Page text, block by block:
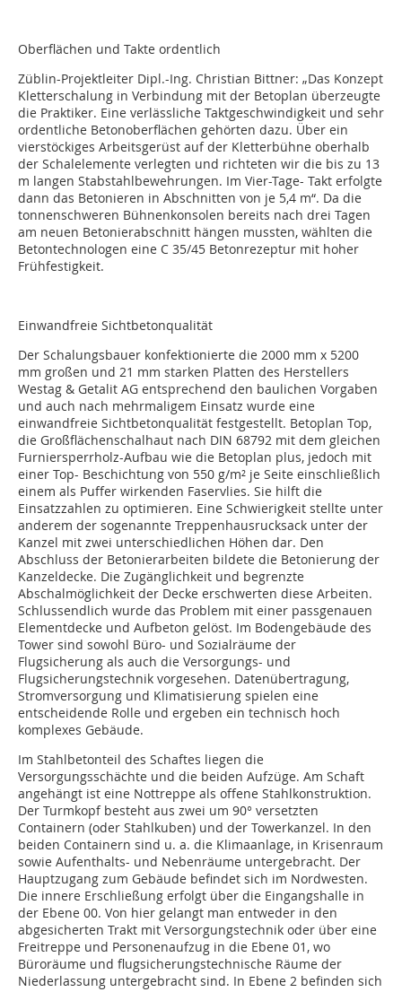
Oberflächen und Takte ordentlich
Züblin-Projektleiter Dipl.-Ing. Christian Bittner: „Das Konzept
Kletterschalung in Verbindung mit der Betoplan überzeugte
die Praktiker. Eine verlässliche Taktgeschwindigkeit und sehr
ordentliche Betonoberflächen gehörten dazu. Über ein
vierstöckiges Arbeitsgerüst auf der Kletterbühne oberhalb
der Schalelemente verlegten und richteten wir die bis zu 13
m langen Stabstahlbewehrungen. Im Vier-Tage- Takt erfolgte
dann das Betonieren in Abschnitten von je 5,4 m“. Da die
tonnenschweren Bühnenkonsolen bereits nach drei Tagen
am neuen Betonierabschnitt hängen mussten, wählten die
Betontechnologen eine C 35/45 Betonrezeptur mit hoher
Frühfestigkeit.
Einwandfreie Sichtbetonqualität
Der Schalungsbauer konfektionierte die 2000 mm x 5200
mm großen und 21 mm starken Platten des Herstellers
Westag & Getalit AG entsprechend den baulichen Vorgaben
und auch nach mehrmaligem Einsatz wurde eine
einwandfreie Sichtbetonqualität festgestellt. Betoplan Top,
die Großflächenschalhaut nach DIN 68792 mit dem gleichen
Furniersperrholz-Aufbau wie die Betoplan plus, jedoch mit
einer Top- Beschichtung von 550 g/m² je Seite einschließlich
einem als Puffer wirkenden Faservlies. Sie hilft die
Einsatzzahlen zu optimieren. Eine Schwierigkeit stellte unter
anderem der sogenannte Treppenhausrucksack unter der
Kanzel mit zwei unterschiedlichen Höhen dar. Den
Abschluss der Betonierarbeiten bildete die Betonierung der
Kanzeldecke. Die Zugänglichkeit und begrenzte
Abschalmöglichkeit der Decke erschwerten diese Arbeiten.
Schlussendlich wurde das Problem mit einer passgenauen
Elementdecke und Aufbeton gelöst. Im Bodengebäude des
Tower sind sowohl Büro- und Sozialräume der
Flugsicherung als auch die Versorgungs- und
Flugsicherungstechnik vorgesehen. Datenübertragung,
Stromversorgung und Klimatisierung spielen eine
entscheidende Rolle und ergeben ein technisch hoch
komplexes Gebäude.
Im Stahlbetonteil des Schaftes liegen die
Versorgungsschächte und die beiden Aufzüge. Am Schaft
angehängt ist eine Nottreppe als offene Stahlkonstruktion.
Der Turmkopf besteht aus zwei um 90° versetzten
Containern (oder Stahlkuben) und der Towerkanzel. In den
beiden Containern sind u. a. die Klimaanlage, in Krisenraum
sowie Aufenthalts- und Nebenräume untergebracht. Der
Hauptzugang zum Gebäude befindet sich im Nordwesten.
Die innere Erschließung erfolgt über die Eingangshalle in
der Ebene 00. Von hier gelangt man entweder in den
abgesicherten Trakt mit Versorgungstechnik oder über eine
Freitreppe und Personenaufzug in die Ebene 01, wo
Büroräume und flugsicherungstechnische Räume der
Niederlassung untergebracht sind. In Ebene 2 befinden sich